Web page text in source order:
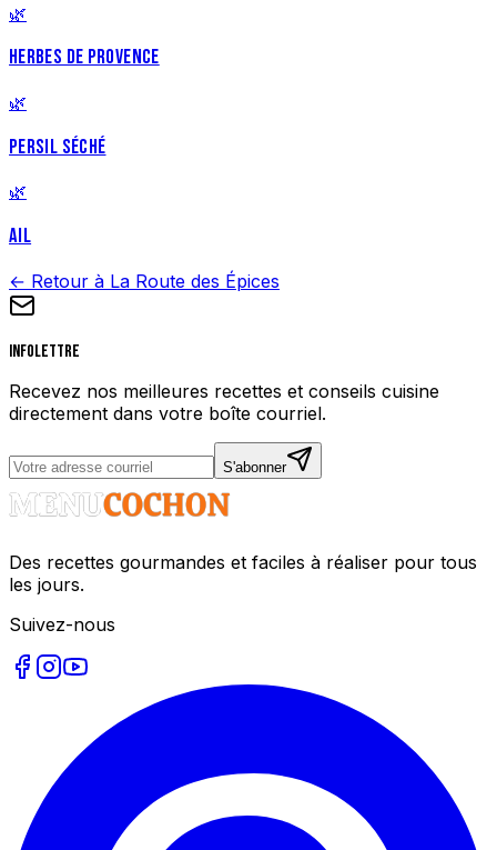
🌿
HERBES DE PROVENCE
🌿
PERSIL SÉCHÉ
🌿
AIL
← Retour à La Route des Épices
Infolettre
Recevez nos meilleures recettes et conseils cuisine
directement dans votre boîte courriel.
S'abonner
Des recettes gourmandes et faciles à réaliser pour tous
les jours.
Suivez-nous